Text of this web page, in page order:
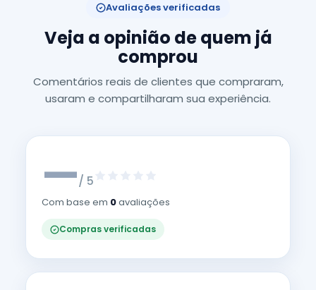
Avaliações verificadas
Veja a opinião de quem já
comprou
Comentários reais de clientes que compraram,
usaram e compartilharam sua experiência.
—/ 5
Com base em 0avaliações
Compras verificadas